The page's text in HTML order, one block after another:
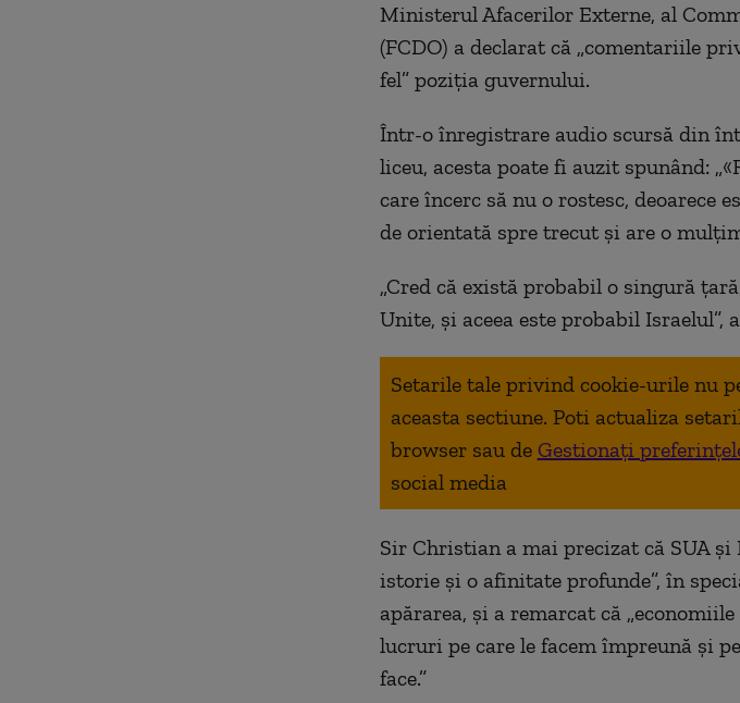
Ministerul Afacerilor Externe, al
(FCDO) a declarat că „comentariile
fel” poziția guvernului.
Într-o înregistrare audio scursă din
liceu, acesta poate fi auzit spunând:
care încerc să nu o rostesc, deoarece
de orientată spre trecut și are o
„Cred că există probabil o singură
Unite, și aceea este probabil Israelul”,
Setarile tale privind cookie-urile nu
aceasta sectiune. Poti actualiza
browser sau de Gestionați
social media
Sir Christian a mai precizat că SUA
istorie și o afinitate profunde”, în
apărarea, și a remarcat că
lucruri pe care le facem împreună și
face.”